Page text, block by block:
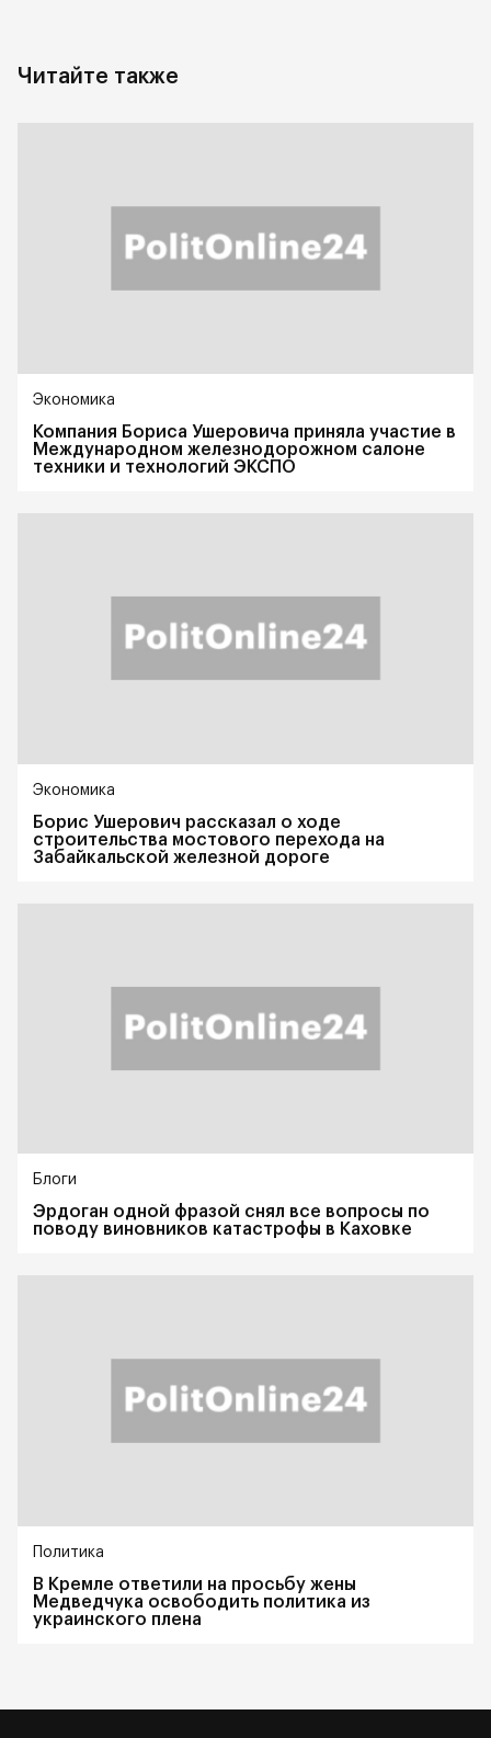
Читайте также
Экономика
Компания Бориса Ушеровича приняла участие в
Международном железнодорожном салоне
техники и технологий ЭКСПО
Экономика
Борис Ушерович рассказал о ходе
строительства мостового перехода на
Забайкальской железной дороге
Блоги
Эрдоган одной фразой снял все вопросы по
поводу виновников катастрофы в Каховке
Политика
В Кремле ответили на просьбу жены
Медведчука освободить политика из
украинского плена